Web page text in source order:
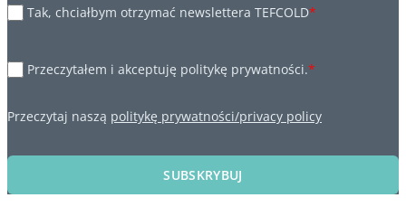
Tak, chciałbym otrzymać newslettera TEFCOLD*
Przeczytałem i akceptuję politykę prywatności.*
Przeczytaj naszą politykę prywatności/privacy policy
SUBSKRYBUJ